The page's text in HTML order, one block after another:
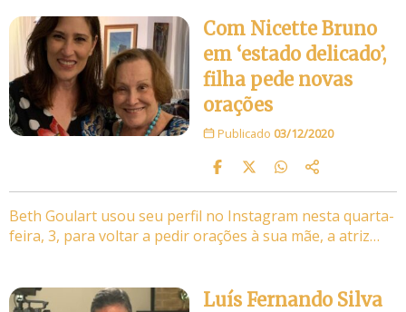
Com Nicette Bruno
em ‘estado delicado’,
filha pede novas
orações
Publicado 03/12/2020
Beth Goulart usou seu perfil no Instagram nesta quarta-
feira, 3, para voltar a pedir orações à sua mãe, a atriz…
Luís Fernando Silva